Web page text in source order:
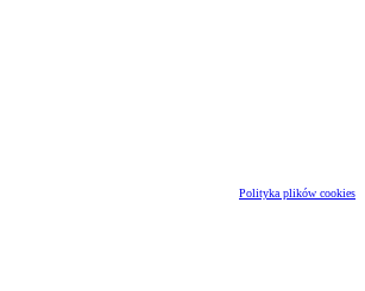
Polityka plików cookies